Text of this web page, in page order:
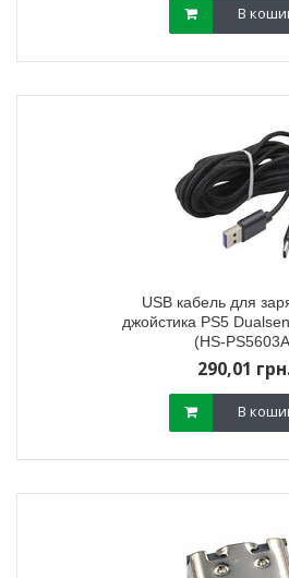
В
USB кабель для
джойстика PS5
(HS-
290,01
В